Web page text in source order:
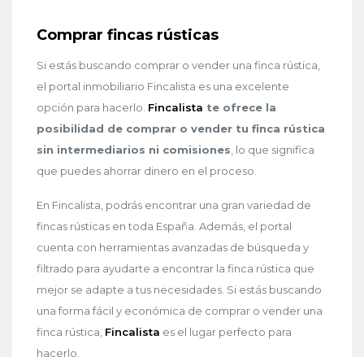
Comprar fincas rústicas
Si estás buscando comprar o vender una finca rústica,
el portal inmobiliario Fincalista es una excelente
opción para hacerlo. Fincalista te ofrece la
posibilidad de comprar o vender tu finca rústica
sin intermediarios ni comisiones, lo que significa
que puedes ahorrar dinero en el proceso.
En Fincalista, podrás encontrar una gran variedad de
fincas rústicas en toda España. Además, el portal
cuenta con herramientas avanzadas de búsqueda y
filtrado para ayudarte a encontrar la finca rústica que
mejor se adapte a tus necesidades. Si estás buscando
una forma fácil y económica de comprar o vender una
finca rústica, Fincalista es el lugar perfecto para
hacerlo.